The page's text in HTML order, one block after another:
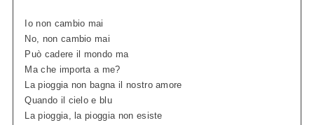
Io non cambio mai
No, non cambio mai
Può cadere il mondo ma
Ma che importa a me?
La pioggia non bagna il nostro amore
Quando il cielo e blu
La pioggia, la pioggia non esiste